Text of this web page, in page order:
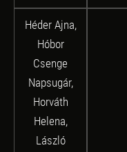
Héder Ajna,
Hóbor
Csenge
Napsugár,
Horváth
Helena,
László